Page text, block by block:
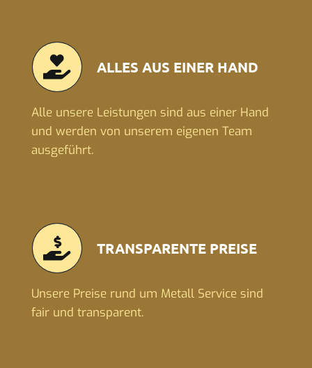
ALLES AUS EINER HAND
Alle unsere Leistungen sind aus einer Hand
und werden von unserem eigenen Team
ausgeführt.
TRANSPARENTE PREISE
Unsere Preise rund um Metall Service sind
fair und transparent.